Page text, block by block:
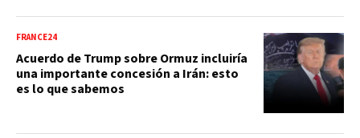
FRANCE24
Acuerdo de Trump sobre Ormuz incluiría
una importante concesión a Irán: esto
es lo que sabemos